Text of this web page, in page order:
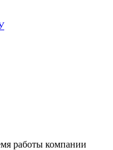
работы компании